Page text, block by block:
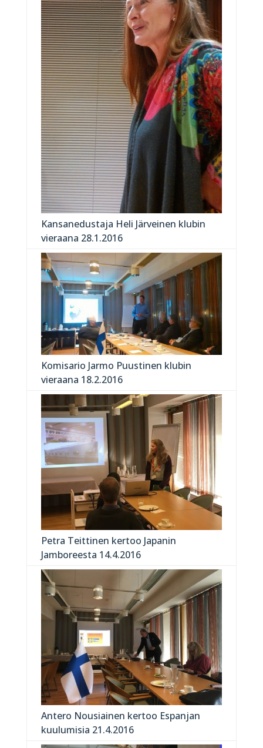
Kansanedustaja Heli Järveinen klubin
vieraana 28.1.2016
Komisario Jarmo Puustinen klubin
vieraana 18.2.2016
Petra Teittinen kertoo Japanin
Jamboreesta 14.4.2016
Antero Nousiainen kertoo Espanjan
kuulumisia 21.4.2016